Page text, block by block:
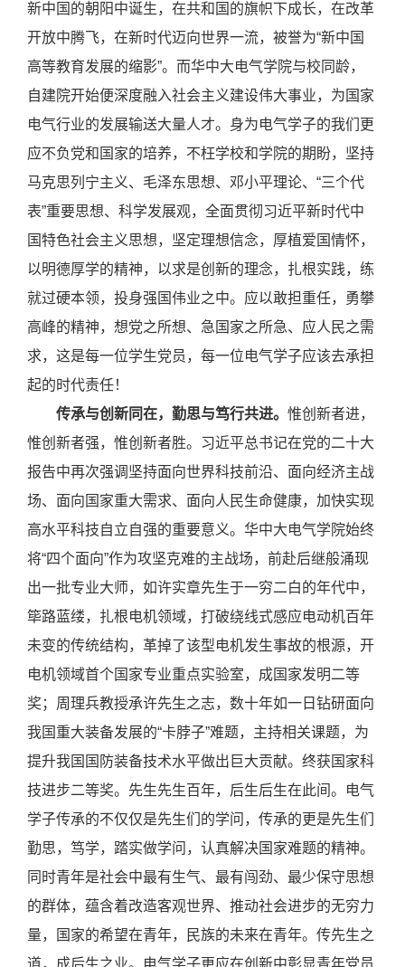
新中国的朝阳中诞生，在共和国的旗帜下成长，在改革
开放中腾飞，在新时代迈向世界一流，被誉为“新中国
高等教育发展的缩影”。而华中大电气学院与校同龄，
自建院开始便深度融入社会主义建设伟大事业，为国家
电气行业的发展输送大量人才。身为电气学子的我们更
应不负党和国家的培养，不枉学校和学院的期盼，坚持
马克思列宁主义、毛泽东思想、邓小平理论、“三个代
表”重要思想、科学发展观，全面贯彻习近平新时代中
国特色社会主义思想，坚定理想信念，厚植爱国情怀，
以明德厚学的精神，以求是创新的理念，扎根实践，练
就过硬本领，投身强国伟业之中。应以敢担重任，勇攀
高峰的精神，想党之所想、急国家之所急、应人民之需
求，这是每一位学生党员，每一位电气学子应该去承担
起的时代责任！
传承与创新同在，勤思与笃行共进。 惟创新者进，
惟创新者强，惟创新者胜。习近平总书记在党的二十大
报告中再次强调坚持面向世界科技前沿、面向经济主战
场、面向国家重大需求、面向人民生命健康，加快实现
高水平科技自立自强的重要意义。华中大电气学院始终
将“四个面向”作为攻坚克难的主战场，前赴后继般涌现
出一批专业大师，如许实章先生于一穷二白的年代中，
筚路蓝缕，扎根电机领域，打破绕线式感应电动机百年
未变的传统结构，革掉了该型电机发生事故的根源，开
电机领域首个国家专业重点实验室，成国家发明二等
奖；周理兵教授承许先生之志，数十年如一日钻研面向
我国重大装备发展的“卡脖子”难题，主持相关课题，为
提升我国国防装备技术水平做出巨大贡献。终获国家科
技进步二等奖。先生先生百年，后生后生在此间。电气
学子传承的不仅仅是先生们的学问，传承的更是先生们
勤思，笃学，踏实做学问，认真解决国家难题的精神。
同时青年是社会中最有生气、最有闯劲、最少保守思想
的群体，蕴含着改造客观世界、推动社会进步的无穷力
量，国家的希望在青年，民族的未来在青年。传先生之
道，成后生之业。电气学子更应在创新中彰显青年党员